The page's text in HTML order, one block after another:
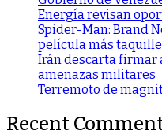
Energía revisan
Spider-Man: Brand
película más
Irán descarta firmar
amenazas militares
Terremoto de
Recent